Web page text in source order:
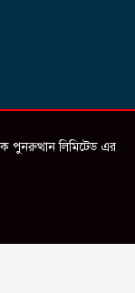
পুনরুত্থান লিমিটেড এর